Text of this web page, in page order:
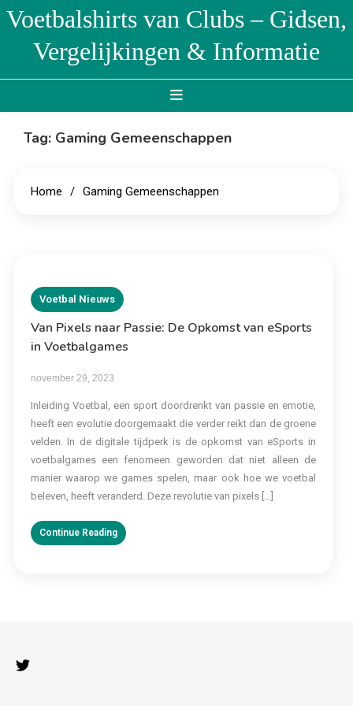
Skip
content
Voetbalshirts van Clubs – Gidsen,
Vergelijkingen & Informatie
Tag: Gaming Gemeenschappen
Home Gaming Gemeenschappen
Voetbal Nieuws
Van Pixels naar Passie: De Opkomst van eSports
in Voetbalgames
november 29, 2023
Inleiding Voetbal, een sport doordrenkt van passie en emotie,
heeft een evolutie doorgemaakt die verder reikt dan de groene
velden. In de digitale tijdperk is de opkomst van eSports in
voetbalgames een fenomeen geworden dat niet alleen de
manier waarop we games spelen, maar ook hoe we voetbal
beleven, heeft veranderd. Deze revolutie van pixels […]
Continue Reading